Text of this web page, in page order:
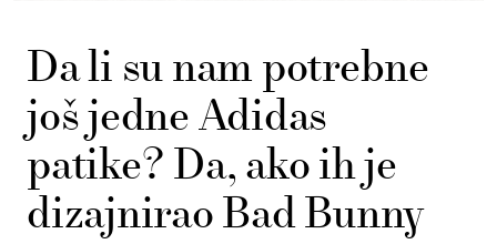
Da li su nam potrebne
još jedne Adidas
patike? Da, ako ih je
dizajnirao Bad Bunny